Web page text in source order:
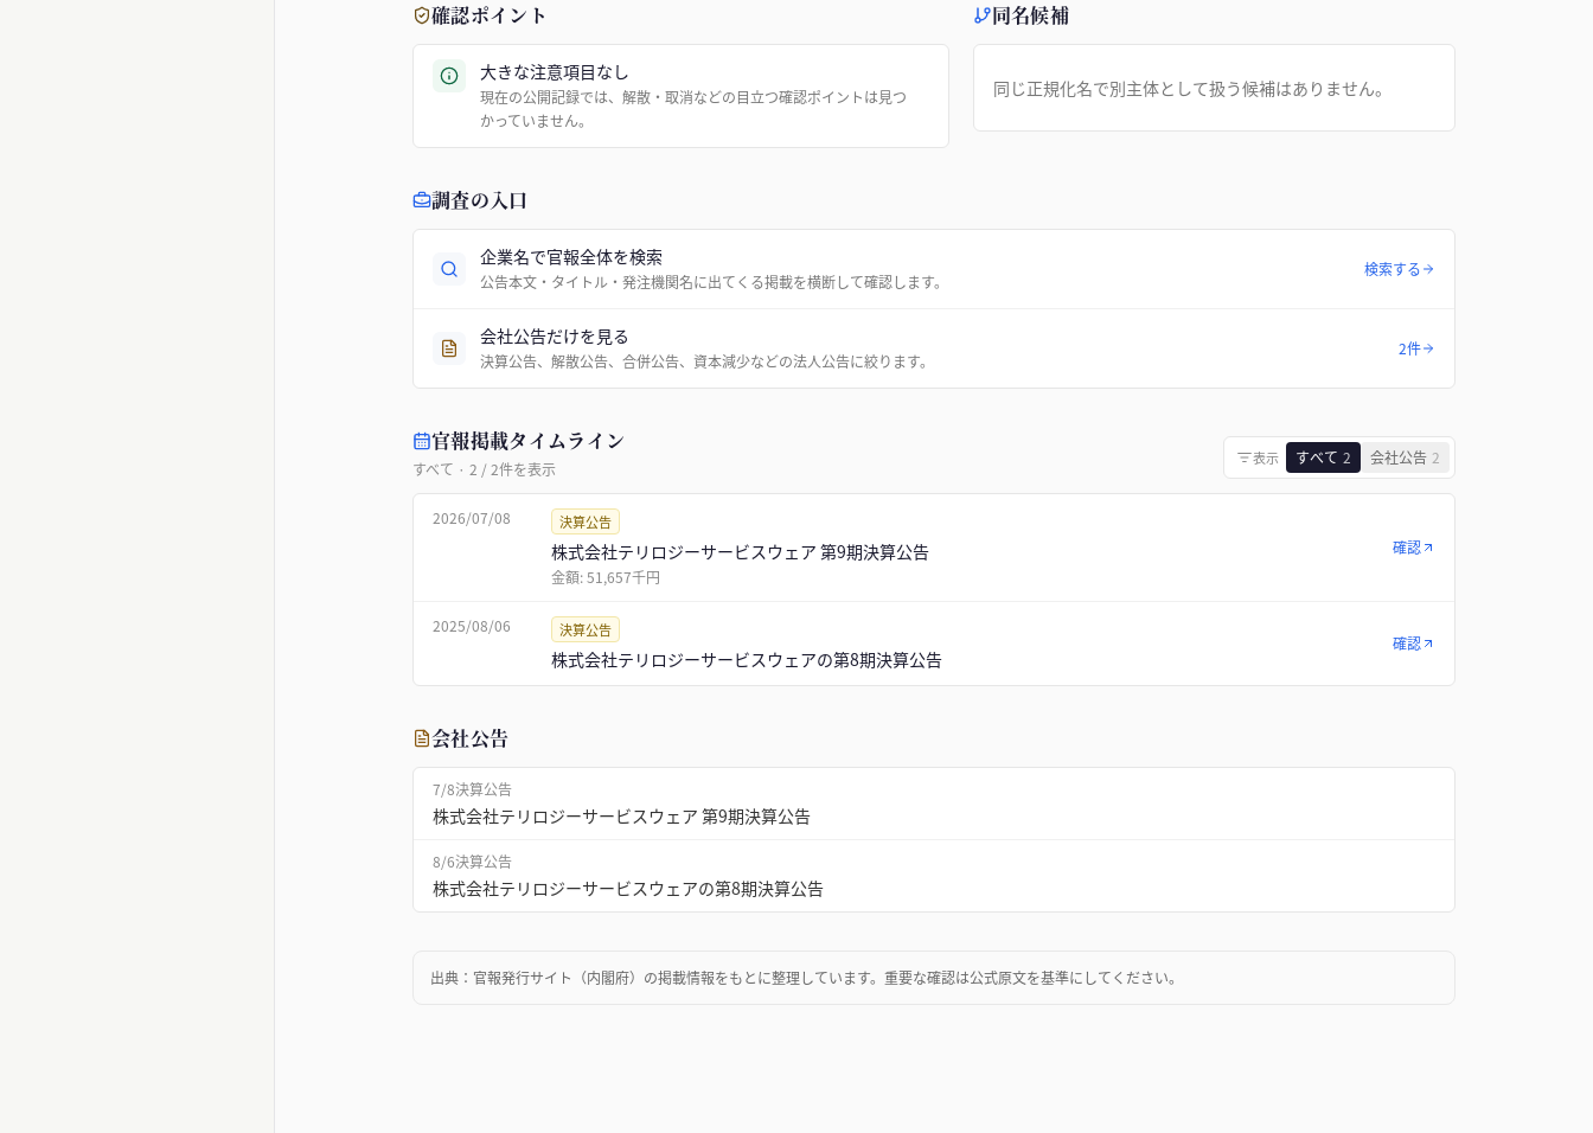
確認ポイント
大きな注意項目なし
現在の公開記録では、解散・取消などの目立つ確認ポイントは見つ
かっていません。
同名候補
同じ正規化名で別主体として扱う候補はありません。
調査の入口
企業名で官報全体を検索
公告本文・タイトル・発注機関名に出てくる掲載を横断して確認します。
検索する
会社公告だけを見る
決算公告、解散公告、合併公告、資本減少などの法人公告に絞ります。
2件
官報掲載タイムライン
すべて · 2 /2件を表示
表示 すべて 2 会社公告 2
2026/07/08 決算公告
株式会社テリロジーサービスウェア 第9期決算公告
金額:51,657千円
確認
2025/08/06 決算公告
株式会社テリロジーサービスウェアの第8期決算公告
確認
会社公告
7/8決算公告
株式会社テリロジーサービスウェア 第9期決算公告
8/6決算公告
株式会社テリロジーサービスウェアの第8期決算公告
出典： 官報発行サイト（内閣府） の掲載情報をもとに整理しています。重要な確認は公式原文を基準にしてください。